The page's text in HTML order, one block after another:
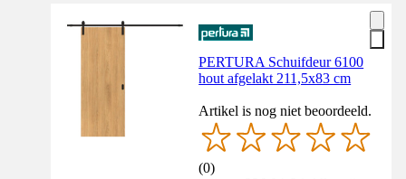
PERTURA Schuifdeur 6100
hout afgelakt 211,5x83 cm
Artikel is nog niet beoordeeld.
(0)